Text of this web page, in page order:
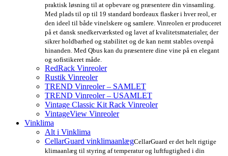
praktisk løsning til at opbevare og præsentere din vinsamling.
Med plads til op til 19 standard bordeaux flasker i hver reol, er
den ideel til både vinelskere og samlere. Vinreolen er produceret
på et dansk snedkerværksted og lavet af kvalitetsmaterialer, der
sikrer holdbarhed og stabilitet og de kan nemt stables ovenpå
hinanden. Med Qbus kan du præsentere dine vine på en elegant
og sofistikeret måde.
RedRack Vinreoler
Rustik Vinreoler
TREND Vinreoler – SAMLET
TREND Vinreoler – USAMLET
Vintage Classic Kit Rack Vinreoler
VintageView Vinreoler
Vinklima
Alt i Vinklima
CellarGuard vinklimaanlægCellarGuard er det helt rigtige
klimaanlæg til styring af temperatur og luftfugtighed i din